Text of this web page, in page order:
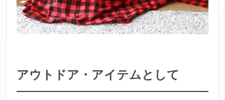
アウトドア・アイテムとして